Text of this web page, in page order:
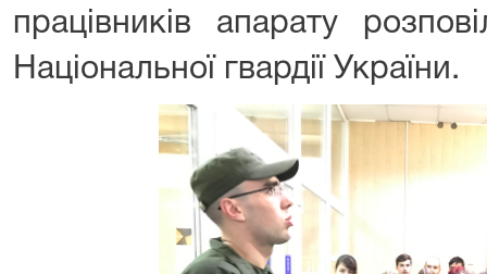
працівників апарату
Національної гвардії України.